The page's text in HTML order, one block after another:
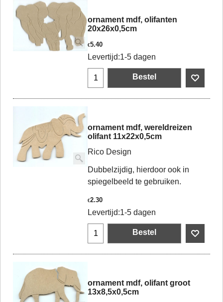
ornament mdf, olifanten
20x26x0,5cm
€5.40
Levertijd:1-5 dagen
Bestel
ornament mdf, wereldreizen
olifant 11x22x0,5cm
Rico Design
Dubbelzijdig, hierdoor ook in
spiegelbeeld te gebruiken.
€2.30
Levertijd:1-5 dagen
Bestel
ornament mdf, olifant groot
13x8,5x0,5cm